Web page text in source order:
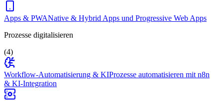
Apps & PWANative & Hybrid Apps und Progressive Web Apps
Prozesse digitalisieren
(4)
Workflow-Automatisierung & KIProzesse automatisieren mit n8n
& KI-Integration